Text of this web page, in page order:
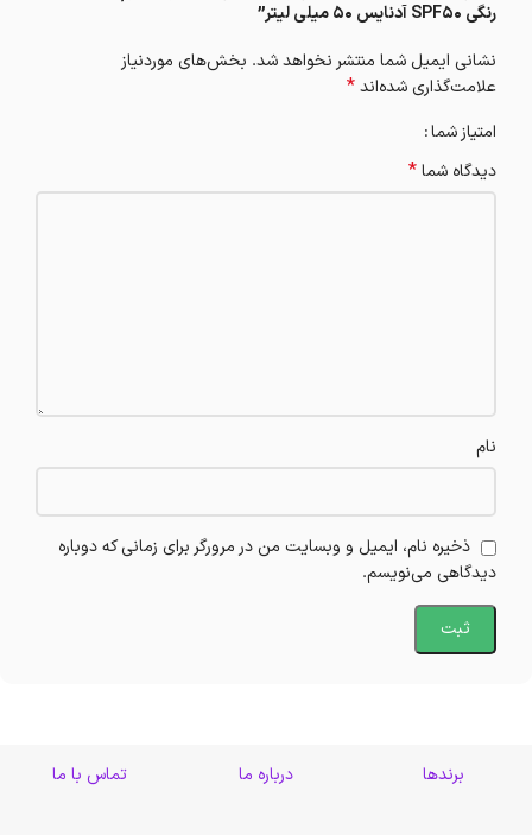
رنگی SPF50 آدنایس 50 میلی لیتر”
نشانی ایمیل شما منتشر نخواهد شد. بخش‌های موردنیاز
علامت‌گذاری شده‌اند*
امتیاز شما
دیدگاه شما*
نام
ذخیره نام، ایمیل و وبسایت من در مرورگر برای زمانی که دوباره
دیدگاهی می‌نویسم.
برندها درباره ما تماس با ما